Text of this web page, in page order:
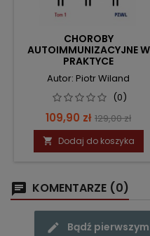
CHOROBY
AUTOIMMUNIZACYJNE W
PRAKTYCE
AMBULATORYJNEJ. TOM 1
Autor: Piotr Wiland
(0)
Cena
109,90 zł Cena
129,00 zł
 Dodaj do koszyka
KOMENTARZE (0)
Bądź